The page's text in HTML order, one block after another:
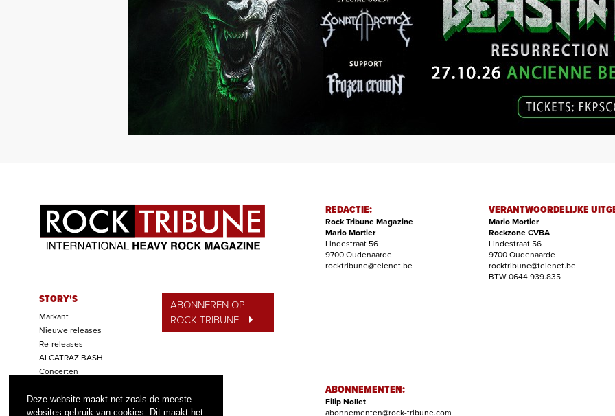
Deze website maakt net zoals de meeste
websites gebruik van cookies. Dit maakt het
STORY'S
Markant
Nieuwe releases
Re-releases
ALCATRAZ BASH
Concerten
Wedstrijden
Tip van de Week
ABONNEREN OP
ROCK TRIBUNE
REDACTIE:
Rock Tribune Magazine
Mario Mortier
Lindestraat 56
9700 Oudenaarde
rocktribune@telenet.be
VERANTWOORDELIJKE
Mario Mortier
Rockzone CVBA
Lindestraat 56
9700 Oudenaarde
rocktribune@telenet.be
BTW 0644.939.835
ABONNEMENTEN:
Filip Nollet
abonnementen@rock-tribune.com